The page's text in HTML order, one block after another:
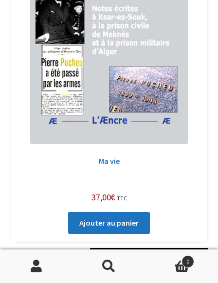
Ma vie
37,00€ TTC
Ajouter au panier
Recherche
Recherche
0
Soutenir Philippe Randa